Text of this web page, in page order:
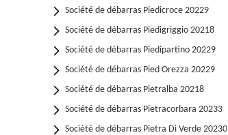
Société de débarras Piedicroce 20229
Société de débarras Piedigriggio 20218
Société de débarras Piedipartino 20229
Société de débarras Pied Orezza 20229
Société de débarras Pietralba 20218
Société de débarras Pietracorbara 20233
Société de débarras Pietra Di Verde 20230